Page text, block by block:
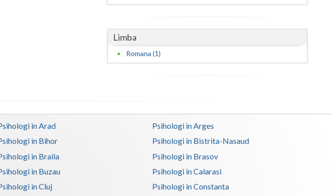
Sibiu
Suceava
Teleorman
Timis
Limba
Romana (1)
in Arad
Psihologi in Arges
in Bihor
Psihologi in Bistrita-Nasaud
in Braila
Psihologi in Brasov
in Buzau
Psihologi in Calarasi
in Cluj
Psihologi in Constanta